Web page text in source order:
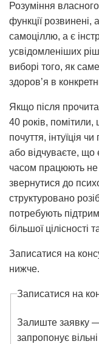
Розуміння
функції розвинені,
самоціллю, а є
усвідомленіших
виборі того, як
здоров’я в
Якщо після
40 років, помітили,
почуття, інтуїція
або відчуваєте, що
часом працюють не
звернутися до
структуровано
потребують
більшої цілісності
Записатися на
нижче.
Записатися на
Залиште заявку
запропонує